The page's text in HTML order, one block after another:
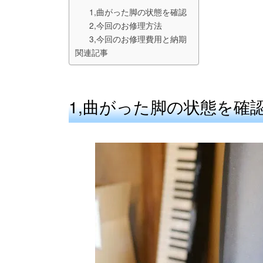
1,曲がった脚の状態を確認
2,今回のお修理方法
3,今回のお修理費用と納期
関連記事
1,曲がった脚の状態を確